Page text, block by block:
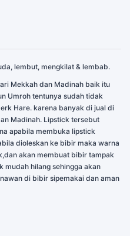
lembut, mengkilat & lembab.
Mekkah dan Madinah baik itu
Umroh tentunya sudah tidak
Hare. karena banyak di jual di
Madinah. Lipstick tersebut
apabila membuka lipstick
dioleskan ke bibir maka warna
akan membuat bibir tampak
mudah hilang sehingga akan
di bibir sipemakai dan aman